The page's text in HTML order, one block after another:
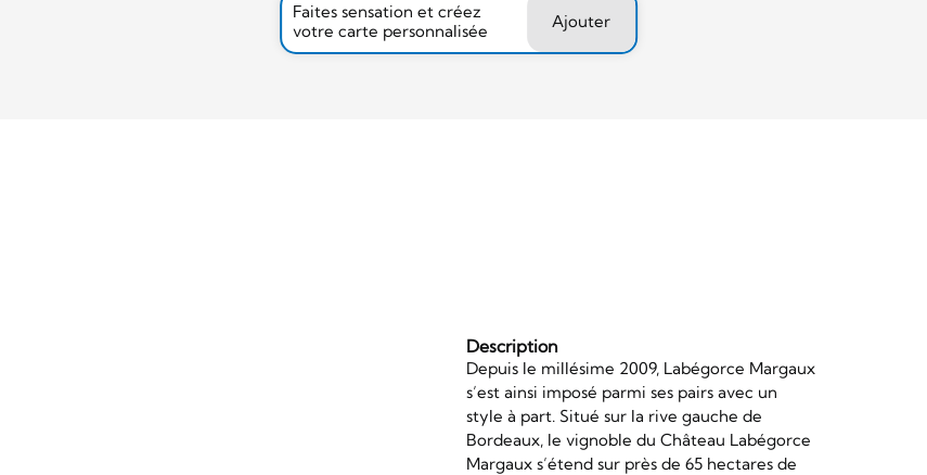
Faites sensation et créez
votre carte personnalisée
Ajouter
Description
Depuis le millésime 2009, Labégorce Margaux
s’est ainsi imposé parmi ses pairs avec un
style à part. Situé sur la rive gauche de
Bordeaux, le vignoble du Château Labégorce
Margaux s’étend sur près de 65 hectares de